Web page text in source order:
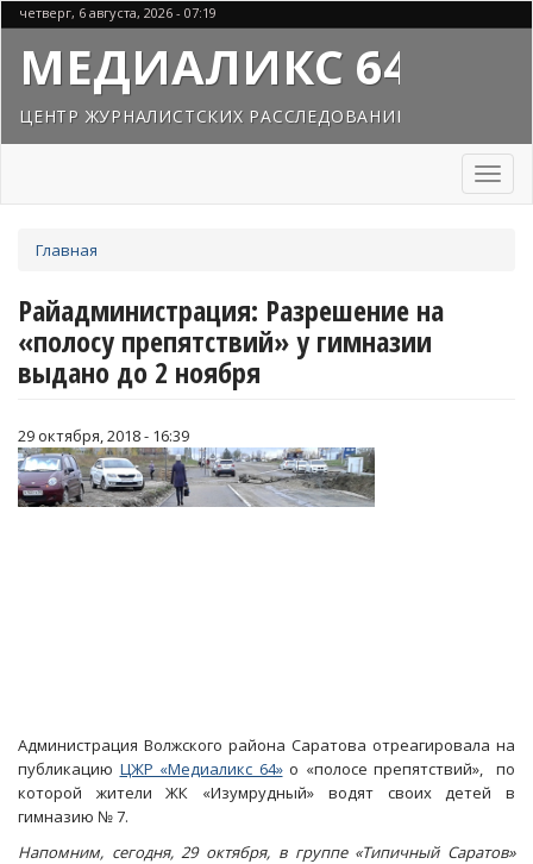
Перейти
к
основному
содержанию
четверг, 6 августа, 2026 - 07:19
МЕДИАЛИКС 64
ЦЕНТР ЖУРНАЛИСТСКИХ РАССЛЕДОВАНИЙ
Toggle
здесь
Главная
Райадминистрация: Разрешение на
«полосу препятствий» у гимназии
выдано до 2 ноября
29 октября, 2018 - 16:39
Администрация Волжского района Саратова отреагировала на
публикацию ЦЖР «Медиаликс 64»о «полосе препятствий», по
которой жители ЖК «Изумрудный» водят своих детей в
гимназию № 7.
Напомним, сегодня, 29 октября, в группе «Типичный Саратов»